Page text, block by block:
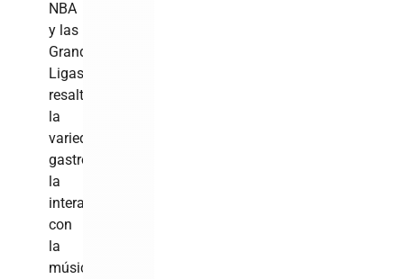
NBA
y las
Grandes
Ligas,
resaltando
la
variedad
gastronómica,
la
interacción
con
la
música